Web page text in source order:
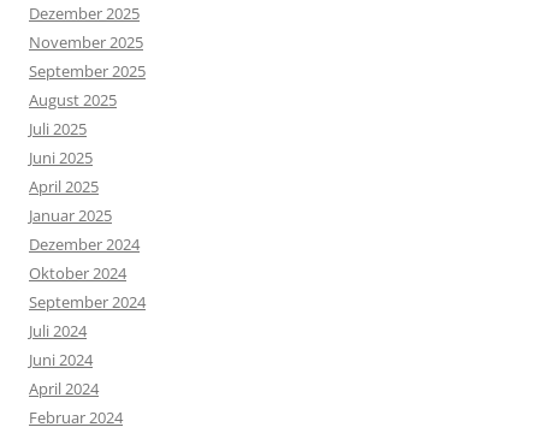
Dezember 2025
November 2025
September 2025
August 2025
Juli 2025
Juni 2025
April 2025
Januar 2025
Dezember 2024
Oktober 2024
September 2024
Juli 2024
Juni 2024
April 2024
Februar 2024